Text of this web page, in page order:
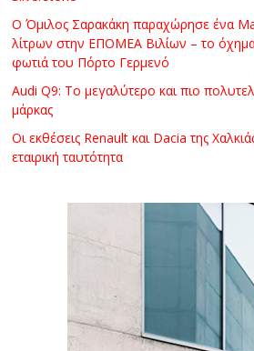
Ο Όμιλος Σαρακάκη παραχώρησε ένα
λίτρων στην ΕΠΟΜΕΑ Βιλίων – το
φωτιά του Πόρτο Γερμενό
Audi Q9: Το μεγαλύτερο και πιο
μάρκας
Οι εκθέσεις Renault και Dacia της
εταιρική ταυτότητα